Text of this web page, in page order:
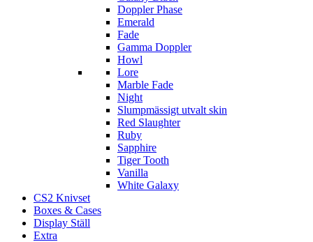
Doppler Phase
Emerald
Fade
Gamma Doppler
Howl
Lore
Marble Fade
Night
Slumpmässigt utvalt skin
Red Slaughter
Ruby
Sapphire
Tiger Tooth
Vanilla
White Galaxy
CS2 Knivset
Boxes & Cases
Display Ställ
Extra